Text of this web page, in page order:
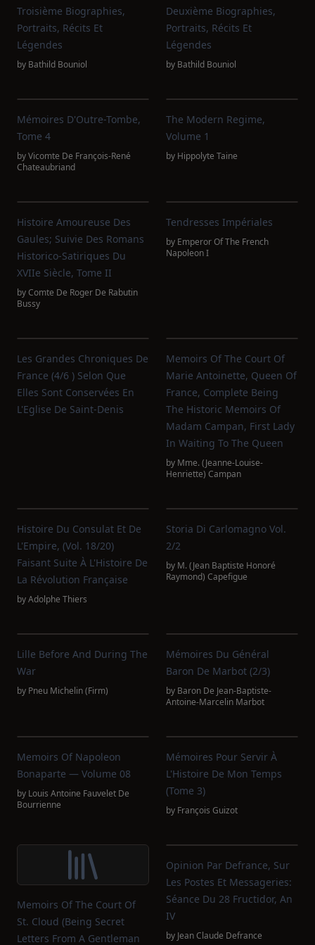
Troisième Biographies,
Portraits, Récits Et
Légendes
by Bathild Bouniol
Deuxième Biographies,
Portraits, Récits Et
Légendes
by Bathild Bouniol
Mémoires D'Outre-Tombe,
Tome 4
byVicomte De François-René
Chateaubriand
The Modern Regime,
Volume 1
by Hippolyte Taine
Histoire Amoureuse Des
Gaules; Suivie Des Romans
Historico-Satiriques Du
XVIIe Siècle, Tome II
byComte De Roger De Rabutin
Bussy
Tendresses Impériales
by Emperor Of The French
Napoleon I
Les Grandes Chroniques De
France (4/6 ) Selon Que
Elles Sont Conservées En
L'Eglise De Saint-Denis
Memoirs Of The Court Of
Marie Antoinette, Queen Of
France, Complete Being
The Historic Memoirs Of
Madam Campan, First Lady
In Waiting To The Queen
by Mme. (Jeanne-Louise-
Henriette) Campan
Histoire Du Consulat Et De
L'Empire, (Vol. 18/20)
Faisant Suite À L'Histoire De
La Révolution Française
byAdolphe Thiers
Storia Di Carlomagno Vol.
2/2
by M. (Jean Baptiste Honoré
Raymond) Capefigue
Lille Before And During The
War
by Pneu Michelin (Firm)
Mémoires Du Général
Baron De Marbot (2/3)
by Baron De Jean-Baptiste-
Antoine-Marcelin Marbot
Memoirs Of Napoleon
Bonaparte — Volume 08
by Louis Antoine Fauvelet De
Bourrienne
Mémoires Pour Servir À
L'Histoire De Mon Temps
(Tome 3)
by François Guizot
Memoirs Of The Court Of
St. Cloud (Being Secret
Letters From A Gentleman
Opinion Par Defrance, Sur
Les Postes Et Messageries:
Séance Du 28 Fructidor, An
IV
by Jean Claude Defrance